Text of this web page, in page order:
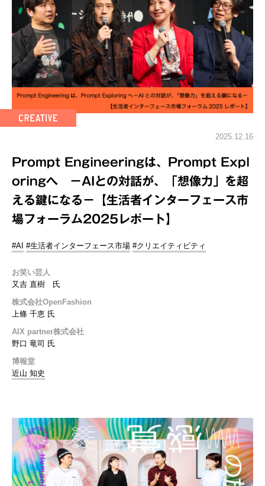
2025.12.16
Prompt Engineeringは、Prompt Expl
oringへ －AIとの対話が、「想像力」を超
える鍵になる－【生活者インターフェース市
場フォーラム2025レポート】
#AI #生活者インターフェース市場 #クリエイティビティ
お笑い芸人
又吉 直樹 氏
株式会社OpenFashion
上條 千恵 氏
AIX partner株式会社
野口 竜司 氏
博報堂
近山 知史